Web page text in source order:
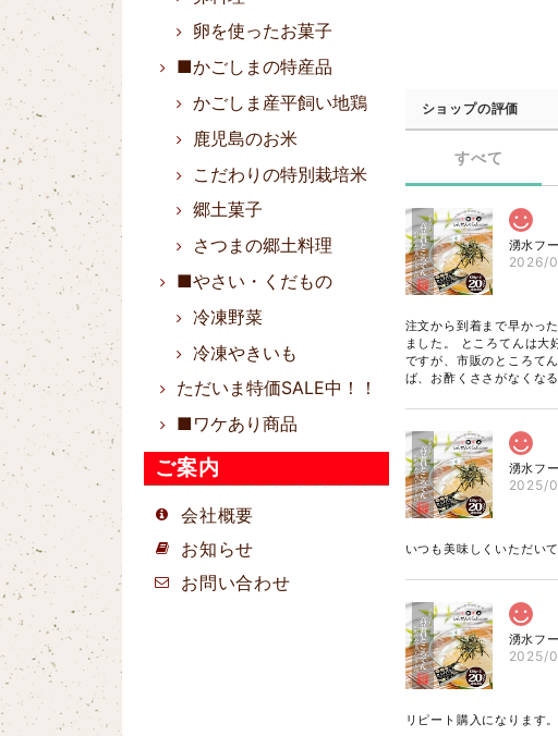
卵を使ったお菓子
■かごしまの特産品
かごしま産平飼い地鶏
鹿児島のお米
こだわりの特別栽培米
郷土菓子
さつまの郷土料理
■やさい・くだもの
冷凍野菜
冷凍やきいも
ただいま特価SALE中！！
■ワケあり商品
ご案内
会社概要
お知らせ
お問い合わせ
ショップの評価
すべて
湧水フ
2026/
注文から到着まで早かっ
ました。 ところてんは
ですが、市販のところて
ば、お酢くささがなくな
湧水フ
2025/
いつも美味しくいただいて
湧水フ
2025/
リピート購入になります